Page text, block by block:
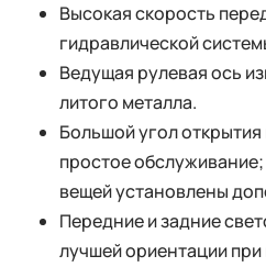
Высокая скорость
гидравлической
Ведущая рулевая ось
литого металла.
Большой угол
простое
вещей установлены
Передние и задние
лучшей ориентации